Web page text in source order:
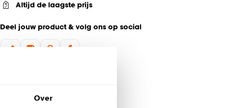
Over
Altijd de laagste prijs
Deel jouw product & volg ons op social